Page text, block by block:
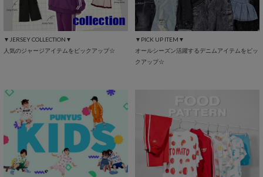
▼JERSEY COLLECTION▼
人気のジャージアイテムをピックアップ☆
▼PICK UP ITEM▼
オールシーズン活躍するデニムアイテムをピッ
クアップ☆